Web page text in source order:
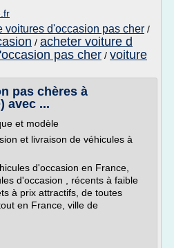
voitures d'occasion pas cher /
/ acheter voiture d
pas cher / voiture
pas chères à
avec ...
et modèle
et livraison de véhicules à
d'occasion en France,
d'occasion , récents à faible
à prix attractifs, de toutes
en France, ville de